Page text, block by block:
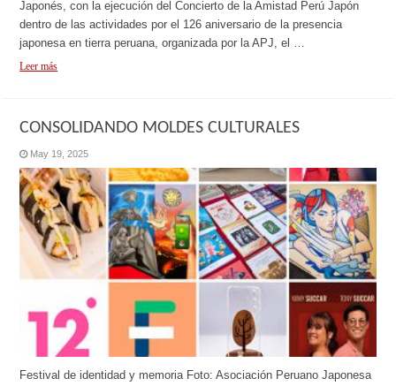
Japonés, con la ejecución del Concierto de la Amistad Perú Japón
dentro de las actividades por el 126 aniversario de la presencia
japonesa en tierra peruana, organizada por la APJ, el …
Leer más
CONSOLIDANDO MOLDES CULTURALES
May 19, 2025
Festival de identidad y memoria Foto: Asociación Peruano Japonesa